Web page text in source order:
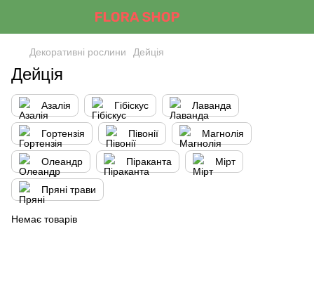
Декоративні рослини Дейція
Дейція
Азалія Гібіскус Лаванда
Гортензія Півонії Магнолія
Олеандр Піраканта Мірт
Пряні трави
Немає товарів